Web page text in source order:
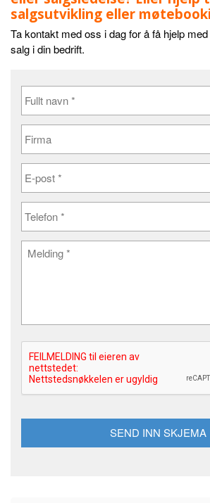
salgsutvikling eller
Ta kontakt med oss i dag for å få hjelp
salg i din bedrift.
F
u
l
l
n
a
v
n
*
F
r
m
a
E
p
o
s
t
*
T
e
l
e
M
g
*